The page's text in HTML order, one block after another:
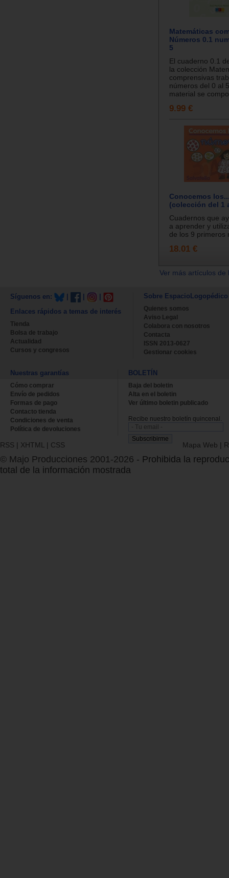
Matemáticas
Números 0.1
5
El cuaderno 0.1
la colección
comprensivas
números del 0 al
material se
9.99 €
Conocemos
(colección del 1
Cuadernos que
a aprender y
de los 9 primeros
18.01 €
Ver más artículos
Síguenos en:
Enlaces rápidos a temas de interés
Tienda
Bolsa de trabajo
Actualidad
Cursos y congresos
Sobre EspacioLogopédico
Quienes somos
Aviso Legal
Colabora con nosotros
Contacta
ISSN 2013-0627
Gestionar cookies
Nuestras garantías
Cómo comprar
Envío de pedidos
Formas de pago
Contacto tienda
Condiciones de venta
Política de devoluciones
BOLETÍN
Baja del boletin
Alta en el boletin
Ver último boletin publicado
Recibe nuestro boletín quincenal.
RSS | XHTML | CSS Mapa Web |
© Majo Producciones 2001-2026 - Prohibida la
total de la información mostrada